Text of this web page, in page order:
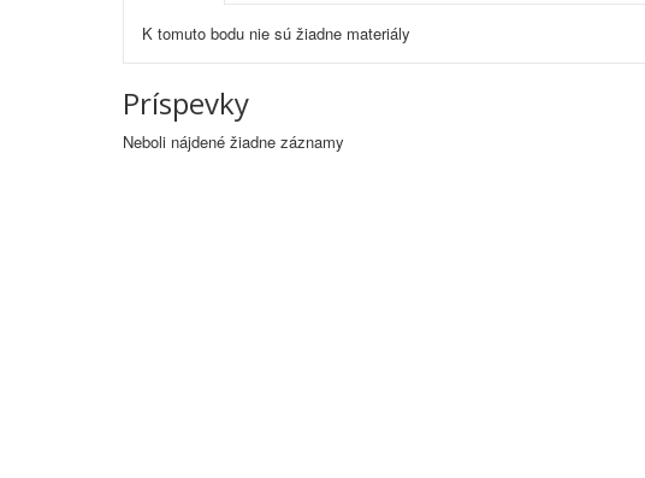
K tomuto bodu nie sú žiadne materiály
Príspevky
Neboli nájdené žiadne záznamy